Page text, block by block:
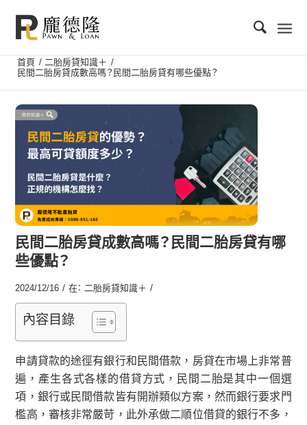
首頁 / 二胎房貸知識＋ /
民間二胎房貸成數高嗎？民間二胎房貸有哪些優點？
民間二胎房貸成數高嗎？民間二胎房貸有哪
些優點？
2024/12/16 / 在： 二胎房貸知識＋ /
內容目錄
申請貸款的途徑有銀行和民間借款，房貸在市場上非常普
遍，產生各式各樣的借貸方式，民間二胎是其中一個選
項，銀行或民間借款皆有開辦類似方案，然而銀行要求門
檻高，審核非常嚴苛，此外承做二順位借貸的銀行不多，